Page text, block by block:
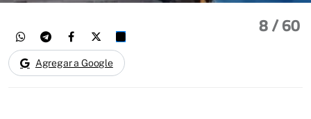
8/ 60
Agregar a Google